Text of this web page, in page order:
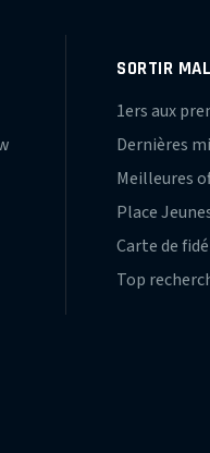
SORTIR
1ers aux
Dernières
Meilleures
Place
Carte de
Top